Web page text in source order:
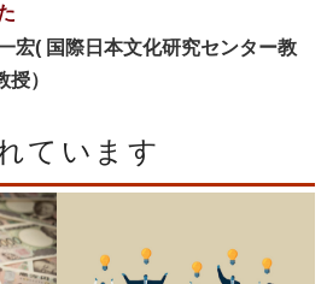
宏( 国際日本文化研究センター教
）
ています